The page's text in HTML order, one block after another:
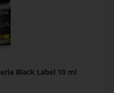
Black Label 10 ml